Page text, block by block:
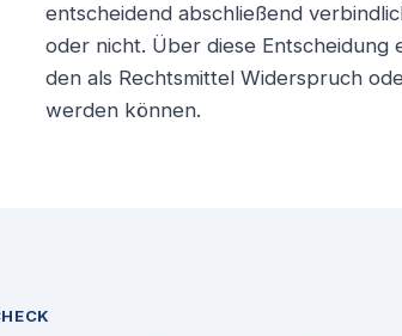
entscheidend abschließend
oder nicht. Über diese
den als Rechtsmittel Widerspruch
werden können.